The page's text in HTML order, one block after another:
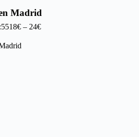
Madrid
18€ – 24€